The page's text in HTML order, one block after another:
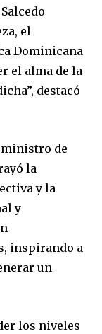
el
Dominicana
el alma de la
destacó
ministro de
la
y la
y
inspirando a
un
los niveles